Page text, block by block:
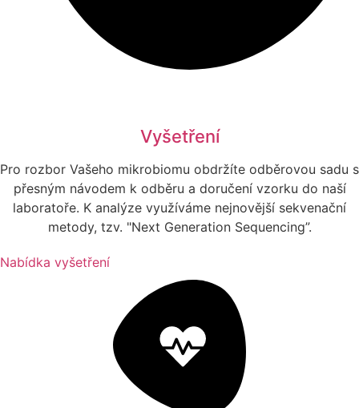
Vyšetření
Pro rozbor Vašeho mikrobiomu obdržíte odběrovou sadu s
přesným návodem k odběru a doručení vzorku do naší
laboratoře. K analýze využíváme nejnovější sekvenační
metody, tzv. "Next Generation Sequencing”.
Nabídka vyšetření